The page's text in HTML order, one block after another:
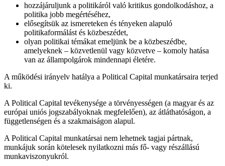
hozzájáruljunk a politikáról való kritikus gondolkodáshoz, a
politika jobb megértéséhez,
elősegítsük az ismereteken és tényeken alapuló
politikaformálást és közbeszédet,
olyan politikai témákat emeljünk be a közbeszédbe,
amelyeknek – közvetlenül vagy közvetve – komoly hatása
van az állampolgárok mindennapi életére.
A működési irányelv hatálya a Political Capital munkatársaira terjed
ki.
A Political Capital tevékenysége a törvényességen (a magyar és az
európai uniós jogszabályoknak megfelelően), az átláthatóságon, a
függetlenségen és a szakmaiságon alapul.
A Political Capital munkatársai nem lehetnek tagjai pártnak,
munkájuk során kötelesek nyilatkozni más fő- vagy részállású
munkaviszonyukról.